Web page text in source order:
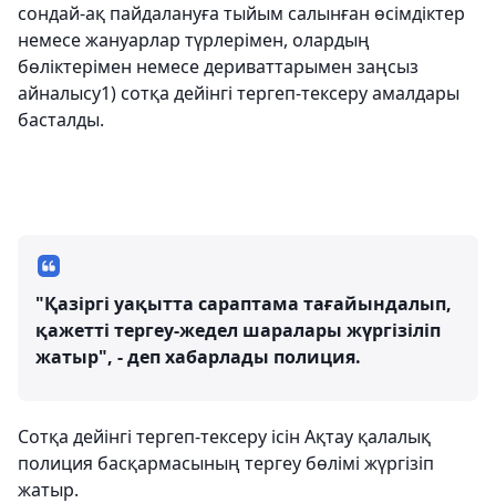
сондай-ақ пайдалануға тыйым салынған өсiмдiктер
немесе жануарлар түрлерiмен, олардың
бөліктерімен немесе дериваттарымен заңсыз
айналысу1) сотқа дейінгі тергеп-тексеру амалдары
басталды.
"Қазіргі уақытта сараптама тағайындалып,
қажетті тергеу-жедел шаралары жүргізіліп
жатыр", - деп хабарлады полиция.
Сотқа дейінгі тергеп-тексеру ісін Ақтау қалалық
полиция басқармасының тергеу бөлімі жүргізіп
жатыр.